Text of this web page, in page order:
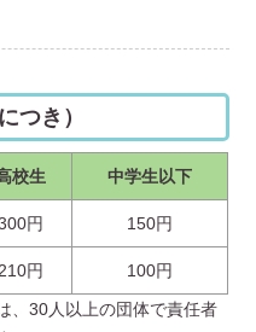
つき）
校生 中学生以下
円 150円
円
100円
、30人以上の団体で責任者